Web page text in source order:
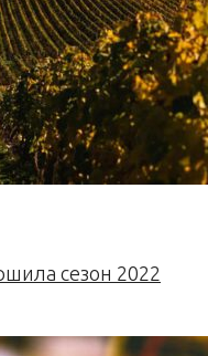
сезон 2022